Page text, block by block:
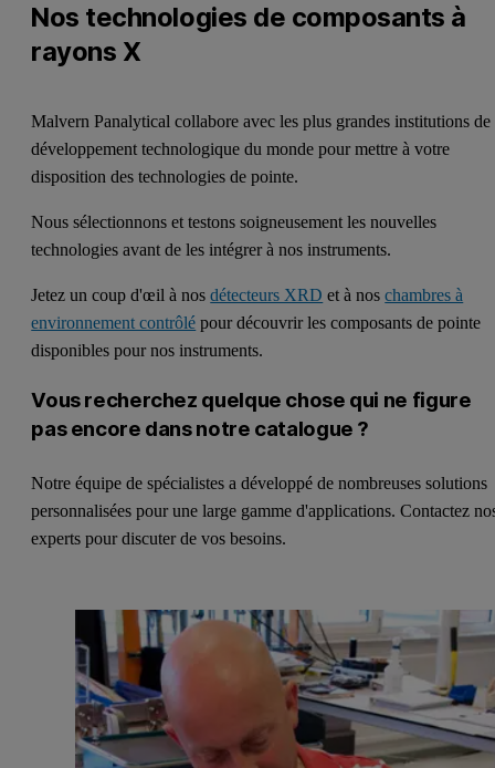
Nos technologies de composants à
rayons X
Malvern Panalytical collabore avec les plus grandes institutions de
développement technologique du monde pour mettre à votre
disposition des technologies de pointe.
Nous sélectionnons et testons soigneusement les nouvelles
technologies avant de les intégrer à nos instruments.
Jetez un coup d'œil à nosdétecteurs XRD et à noschambres à
environnement contrôlé pour découvrir les composants de pointe
disponibles pour nos instruments.
Vous recherchez quelque chose qui ne figure
pas encore dans notre catalogue ?
Notre équipe de spécialistes a développé de nombreuses solutions
personnalisées pour une large gamme d'applications. Contactez
experts pour discuter de vos besoins.